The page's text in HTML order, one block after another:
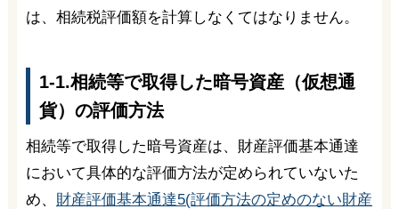
は、相続税評価額を計算しなくてはなりません。
1-1.相続等で取得した暗号資産（仮想通
貨）の評価方法
相続等で取得した暗号資産は、財産評価基本通達
において具体的な評価方法が定められていないた
め、 財産評価基本通達5(評価方法の定めのない財産